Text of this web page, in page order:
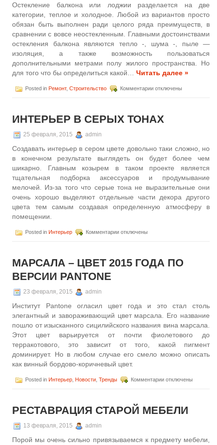
Остекление балкона или лоджии разделается на две
категории, теплое и холодное. Любой из вариантов просто
обязан быть выполнен ради целого ряда преимуществ, в
сравнении с вовсе неостекленным. Главными достоинствами
остекления балкона являются тепло -, шума -, пыле —
изоляция, а также возможность пользоваться
дополнительными метрами полу жилого пространства. Но
для того что бы определиться какой… Читать далее »
Posted in Ремонт, Строительство Комментариик
или
отключены
ИНТЕРЬЕР В СЕРЫХ ТОНАХ
25 февраля, 2015 admin
Создавать интерьер в сером цвете довольно таки сложно, но
в конечном результате выглядеть он будет более чем
шикарно. Главным козырем в таком проекте является
тщательная подборка аксессуаров и продумывание
мелочей. Из-за того что серые тона не выразительные они
очень хорошо выделяют отдельные части декора другого
цвета тем самым создавая определенную атмосферу в
помещении.
Posted in Интерьер Комментариик
серых
отключены
МАРСАЛА – ЦВЕТ 2015 ГОДА ПО
ВЕРСИИ PANTONE
23 февраля, 2015 admin
Институт Pantone огласил цвет года и это стал столь
элегантный и завораживающий цвет марсала. Его название
пошло от изысканного сицилийского названия вина марсала.
Этот цвет варьируется от почти фиолетового до
терракотового, это зависит от того, какой пигмент
доминирует. Но в любом случае его смело можно описать
как винный бордово-коричневый цвет.
Posted in Интерьер Новости Тренды Комментариик
цвет
версии
отключены
РЕСТАВРАЦИЯ СТАРОЙ МЕБЕЛИ
13 февраля, 2015 admin
Порой мы очень сильно привязываемся к предмету мебели,